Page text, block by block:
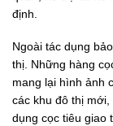
định.
Ngoài tác dụng
thị. Những hàng
mang lại hình ảnh
các khu đô thị
dụng cọc tiêu giao